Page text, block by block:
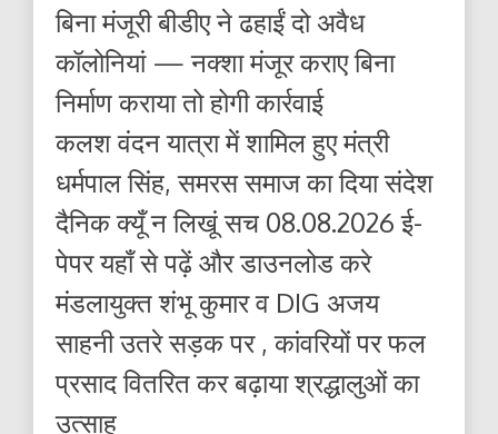
बिना मंजूरी बीडीए ने ढहाईं दो अवैध
कॉलोनियां — नक्शा मंजूर कराए बिना
निर्माण कराया तो होगी कार्रवाई
कलश वंदन यात्रा में शामिल हुए मंत्री
धर्मपाल सिंह, समरस समाज का दिया संदेश
दैनिक क्यूँ न लिखूं सच 08.08.2026 ई-
पेपर यहाँ से पढ़ें और डाउनलोड करे
मंडलायुक्त शंभू कुमार व DIG अजय
साहनी उतरे सड़क पर , कांवरियों पर फल
प्रसाद वितरित कर बढ़ाया श्रद्धालुओं का
उत्साह